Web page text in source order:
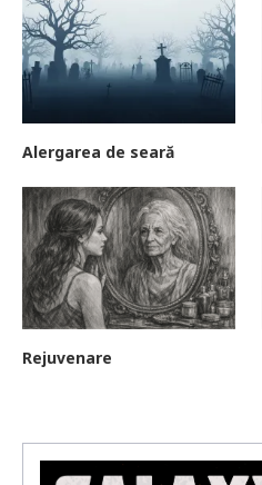
Alergarea de seară
Rejuvenare